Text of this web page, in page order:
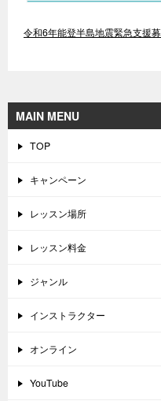
令和6年能登半島地震緊急支援
MAIN MENU
TOP
キャンペーン
レッスン場所
レッスン料金
ジャンル
インストラクター
オンライン
YouTube